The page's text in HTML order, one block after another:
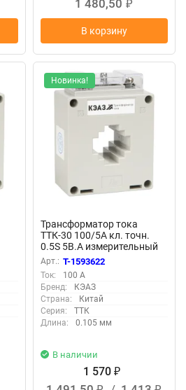
1 480,50 ₽
В корзину
Новинка!
Трансформатор тока
ТТК-30 100/5А кл. точн.
0.5S 5В.А измерительный
УХЛ3 КЭАЗ 318639
Арт.: T-1593622
Ток:
100 А
Бренд:
КЭАЗ
Страна:
Китай
Серия:
ТТК
Длина:
0.105 мм
В наличии
1 570 ₽